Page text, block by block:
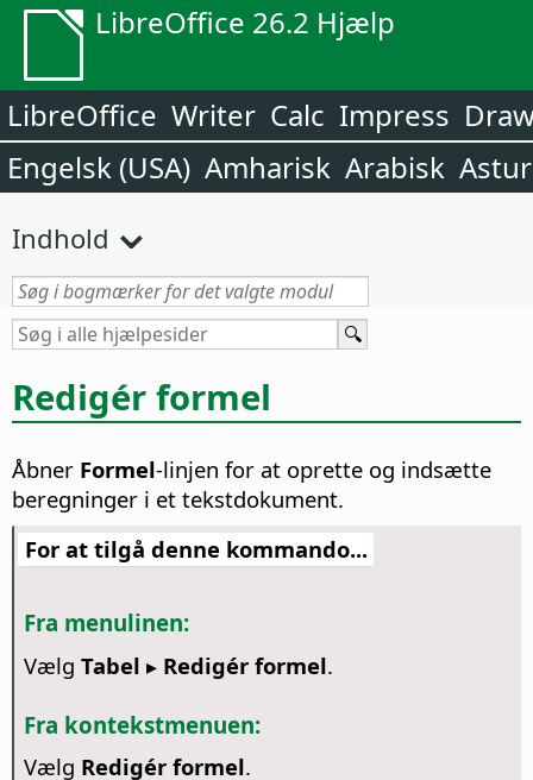
LibreOffice 26.2 Hjælp
LibreOffice Writer Calc Impress
Engelsk (USA) Amharisk Arabisk
Indhold
Redigér formel
Åbner Formel-linjen for at oprette og indsætte
beregninger i et tekstdokument.
For at tilgå denne kommando...
Fra menulinen:
Vælg Tabel ▸ Redigér formel.
Fra kontekstmenuen:
Vælg Redigér formel.